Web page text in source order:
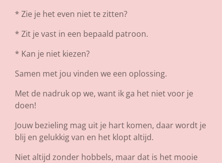
* Zie je het even niet te zitten?
* Zit je vast in een bepaald patroon.
* Kan je niet kiezen?
Samen met jou vinden we een oplossing.
Met de nadruk op we, want ik ga het niet voor je
doen!
Jouw bezieling mag uit je hart komen, daar wordt je
blij en gelukkig van en het klopt altijd.
Niet altijd zonder hobbels, maar dat is het mooie